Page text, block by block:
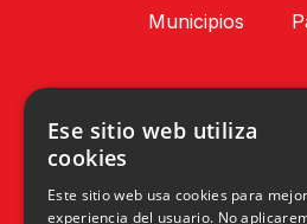
Municipios
Plaza Príncipe de
Ese sitio web utiliza
cookies
Este sitio web usa cookies para
experiencia del usuario. No